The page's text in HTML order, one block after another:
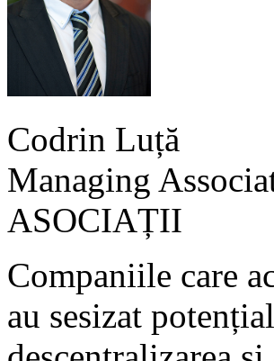
Codrin Luță
Managing
ASOCIAȚII
Companiile care
au sesizat